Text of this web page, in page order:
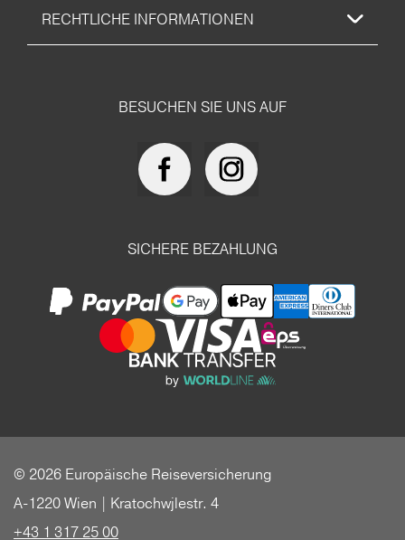
RECHTLICHE INFORMATIONEN
BESUCHEN SIE UNS AUF
SICHERE BEZAHLUNG
© 2026 Europäische Reiseversicherung
A-1220 Wien | Kratochwjlestr. 4
+43 1 317 25 00